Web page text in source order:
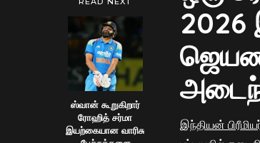
ஸ்வான் கூறுகிறார்
ரோஹித் சர்மா
இயற்கையான வாரிசு
இந்தியன்